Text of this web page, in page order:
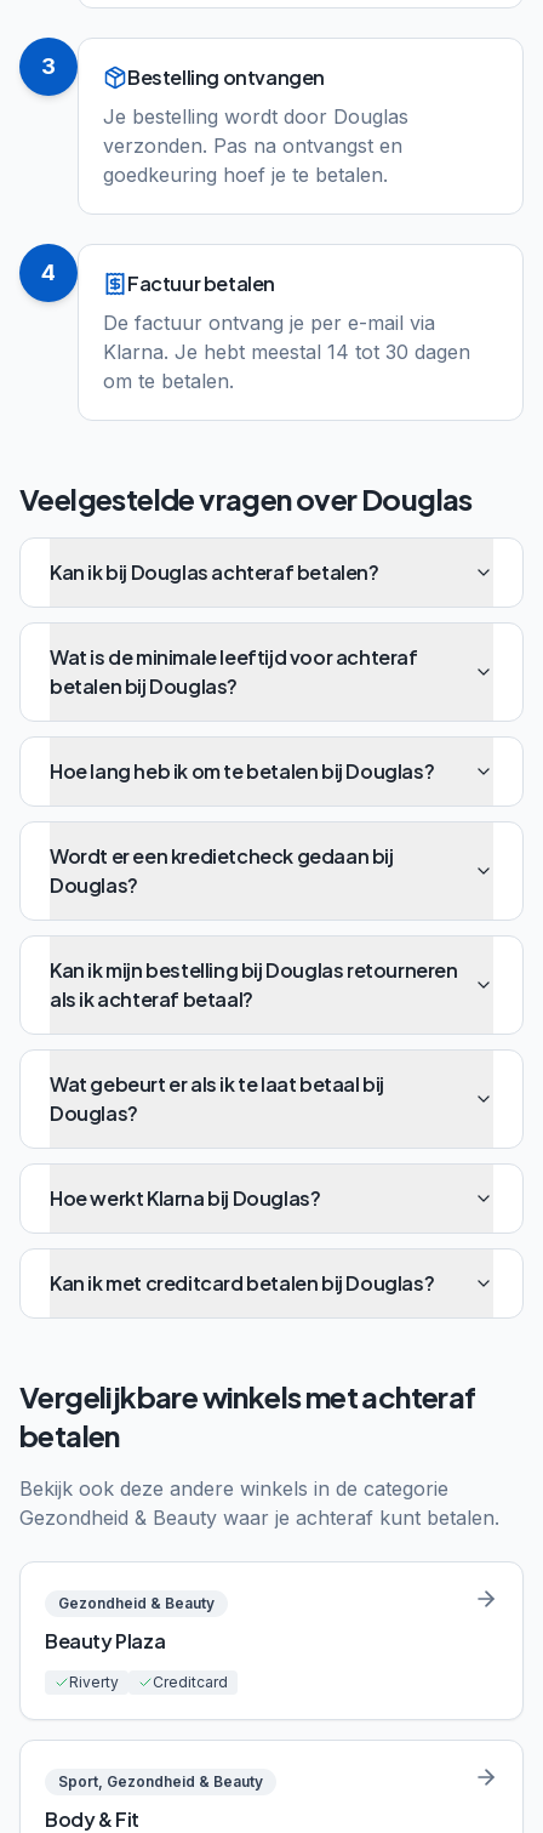
3 Bestelling ontvangen
Je bestelling wordt door Douglas
verzonden. Pas na ontvangst en
goedkeuring hoef je te betalen.
4 Factuur betalen
De factuur ontvang je per e-mail via
Klarna. Je hebt meestal 14 tot 30 dagen
om te betalen.
Veelgestelde vragen overDouglas
Kan ik bij Douglas achteraf betalen?
Wat is de minimale leeftijd voor achteraf
betalen bij Douglas?
Hoe lang heb ik om te betalen bij Douglas?
Wordt er een kredietcheck gedaan bij
Douglas?
Kan ik mijn bestelling bij Douglas retourneren
als ik achteraf betaal?
Wat gebeurt er als ik te laat betaal bij
Douglas?
Hoe werkt Klarna bij Douglas?
Kan ik met creditcard betalen bij Douglas?
Vergelijkbare winkels met achteraf
betalen
Bekijk ook deze andere winkels in de categorie
Gezondheid & Beauty waar je achteraf kunt betalen.
Gezondheid & Beauty
Beauty Plaza
Riverty Creditcard
Sport, Gezondheid & Beauty
Body & Fit